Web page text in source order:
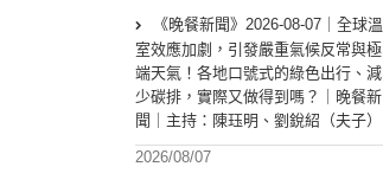
《晚餐新聞》2026-08-07｜全球溫
室效應加劇，引發嚴重氣候反常與極
端天氣！各地口號式的綠色出行、減
少碳排，實際又做得到嗎？｜晚餐新
聞｜主持：陳珏明、劉銳紹（夫子）
2026/08/07